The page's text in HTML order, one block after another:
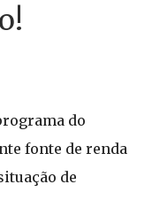
do
fonte de renda
de